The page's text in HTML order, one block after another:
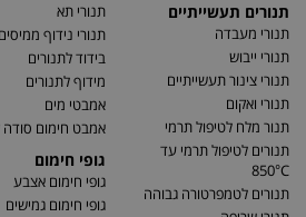
תנורים תעשייתיים
תנורי מעבדה
תנורי ייבוש
תנורי צינור תעשייתיים
תנורי ואקום
תנור מלח לטיפול תרמי
תנורים לטיפול תרמי עד
850°C
תנורים לטמפרטורה גבוהה
תנורי תא
תנורי נידוף ממיסים
בידוד לתנורים
מידוף לתנורים
אמבטי מים
אמבט חימום סודה
גופי חימום
גופי חימום אצבע
גופי חימום גמישים